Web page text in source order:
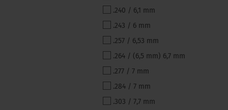
.240 / 6,1 mm
.243 / 6 mm
.257 / 6,53 mm
.264 / (6,5 mm) 6,7 mm
.277 / 7 mm
.284 / 7 mm
.303 / 7,7 mm